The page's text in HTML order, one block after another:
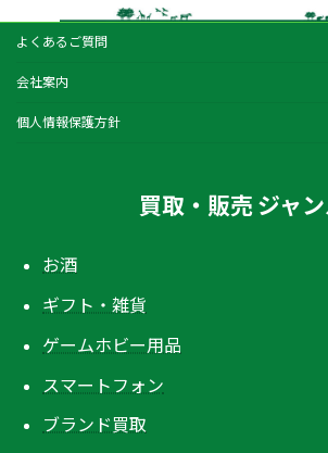
よくあるご質問
会社案内
個人情報保護方針
買取・販売 ジャ
お酒
ギフト・雑貨
ゲームホビー用品
スマートフォン
ブランド買取